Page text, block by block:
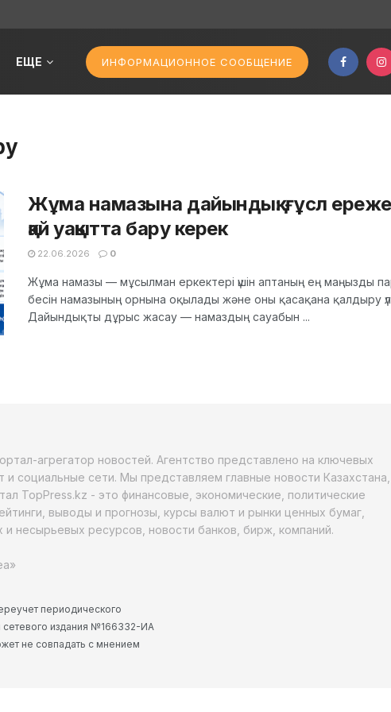
ЕЩЕ ИНФОРМАЦИОННОЕ СООБЩЕНИЕ
Жұма намазына дайындық: ғұсл
қай уақытта бару керек
22.06.2026 0
Жұма намазы — мұсылман еркектері үшін аптаның ең маңызды
бесін намазының орнына оқылады және оны қасақана қалдыру
Дайындықты дұрыс жасау — намаздың сауабын ...
агрегатор новостей. Агентство представлено на ключевых
и социальные сети. Мы представляем главные новости Казахстана,
TopPress.kz - это финансовые, экономические, политические
выводы и прогнозы, курсы валют и рынки ценных бумаг,
несырьевых ресурсов, новости банков, бирж, компаний.
периодического
сетевого издания №166332-ИА
не совпадать с мнением